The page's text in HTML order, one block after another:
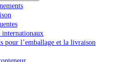
internationaux
pour l’emballage et la livraison